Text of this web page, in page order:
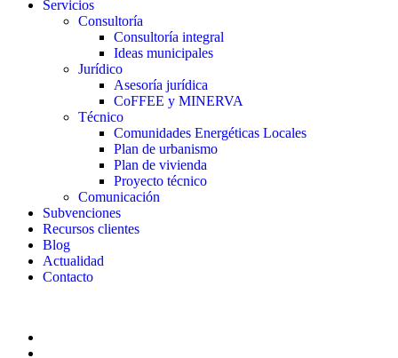
Servicios
Consultoría
Consultoría integral
Ideas municipales
Jurídico
Asesoría jurídica
CoFFEE y MINERVA
Técnico
Comunidades Energéticas Locales
Plan de urbanismo
Plan de vivienda
Proyecto técnico
Comunicación
Subvenciones
Recursos clientes
Blog
Actualidad
Contacto